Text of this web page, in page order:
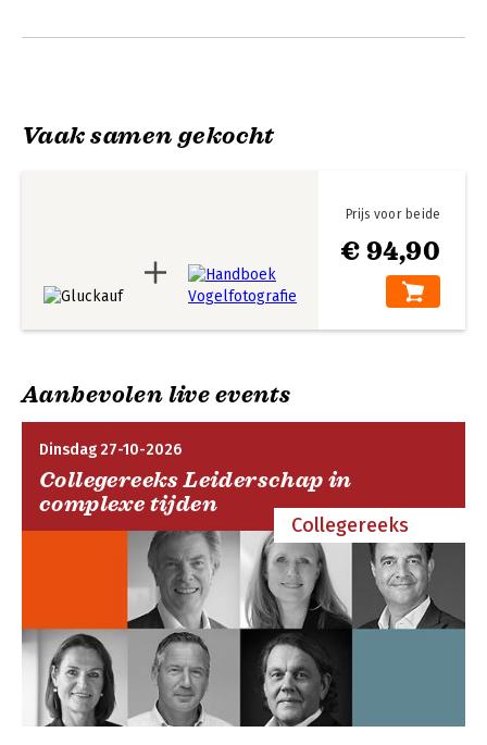
Vaak samen gekocht
€ 94,90
Prijs voor beide
Aanbevolen live events
Dinsdag 27-10-2026
Collegereeks Leiderschap in
complexe tijden
Collegereeks